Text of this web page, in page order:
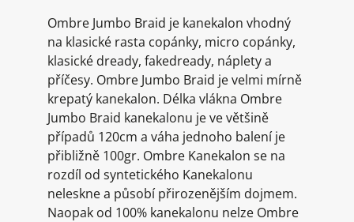
Ombre Jumbo Braid je kanekalon vhodný
na klasické rasta copánky, micro copánky,
klasické dready, fakedready, náplety a
příčesy. Ombre Jumbo Braid je velmi mírně
krepatý kanekalon. Délka vlákna Ombre
Jumbo Braid kanekalonu je ve většině
případů 120cm a váha jednoho balení je
přibližně 100gr. Ombre Kanekalon se na
rozdíl od syntetického Kanekalonu
neleskne a působí přirozenějším dojmem.
Naopak od 100% kanekalonu nelze Ombre